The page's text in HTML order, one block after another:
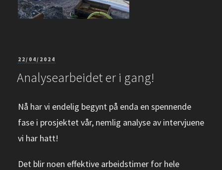
PUBLISERT
22/04/2024
Analysearbeidet er i gang!
Nå har vi endelig begynt på enda en spennende
fase i prosjektet vår, nemlig analyse av intervjuene
vi har hatt!
Det blir noen effektive arbeidstimer for hele